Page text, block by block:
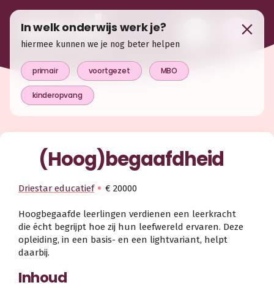
(Hoog)begaafdheid
Driestar educatief € 20000
Hoogbegaafde leerlingen verdienen een leerkracht
die écht begrijpt hoe zij hun leefwereld ervaren. Deze
opleiding, in een basis- en een lightvariant, helpt
daarbij.
Inhoud
In welk onderwijs werk je?
hiermee kunnen we je nog beter helpen
primair voortgezet MBO
kinderopvang